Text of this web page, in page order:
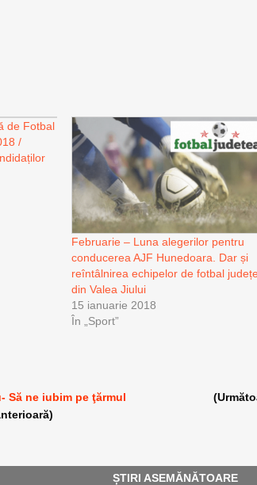
de Fotbal
/
Februarie – Luna alegerilor pentru
conducerea AJF Hunedoara. Dar și
reîntâlnirea echipelor de fotbal
din Valea Jiului
15 ianuarie 2018
În „Sport”
Să ne iubim pe ţărmul
ȘTIRI ASEMĂNĂTOARE